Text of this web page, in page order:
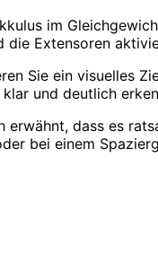
im
die Extensoren
Sie ein visuelles
und deutlich
dass es
bei einem